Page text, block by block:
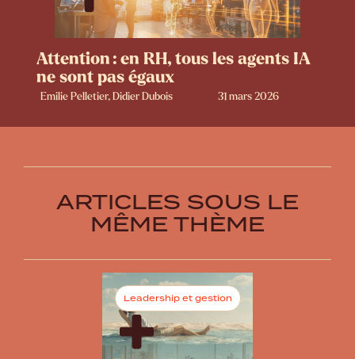
Attention : en RH, tous les agents IA
ne sont pas égaux
Emilie Pelletier, Didier Dubois 31 mars 2026
ARTICLES SOUS LE
MÊME THÈME
Leadership et gestion